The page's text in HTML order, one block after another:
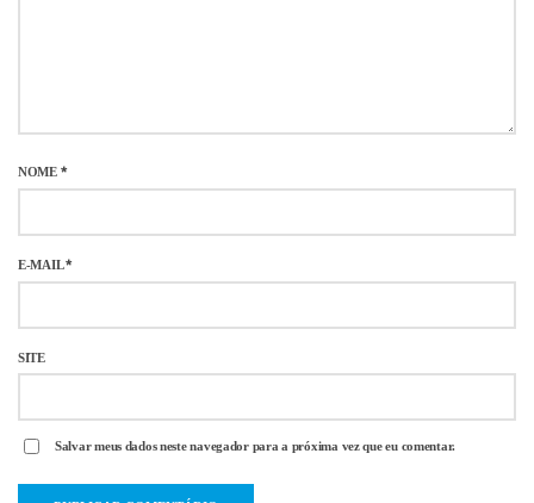
NOME *
E-MAIL*
SITE
Salvar meus dados neste navegador para a próxima vez que eu comentar.